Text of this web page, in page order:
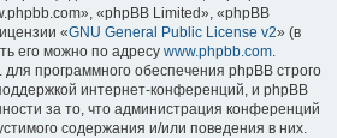
«phpBB Limited», «phpBB
«GNU General Public License v2» (в
его можно по адресу www.phpbb.com.
программного обеспечения phpBB строго
интернет-конференций, и phpBB
за то, что администрация конференций
содержания и/или поведения в них.